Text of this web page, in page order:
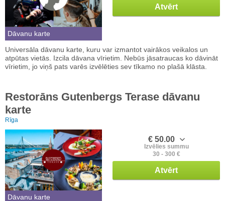
Dāvanu karte
Atvērt
Universāla dāvanu karte, kuru var izmantot vairākos veikalos un
atpūtas vietās. Izcila dāvana vīrietim. Nebūs jāsatraucas ko dāvināt
vīrietim, jo viņš pats varēs izvēlēties sev tīkamo no plašā klāsta.
Restorāns Gutenbergs Terase dāvanu
karte
Rīga
Dāvanu karte
€ 50.00
Izvēlies summu
30 - 300 €
Atvērt